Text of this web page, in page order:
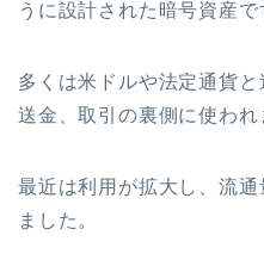
うに設計された暗号資産で
多くは米ドルや法定通貨
送金、取引の裏側に使われ
最近は利用が拡大し、流通
ました。